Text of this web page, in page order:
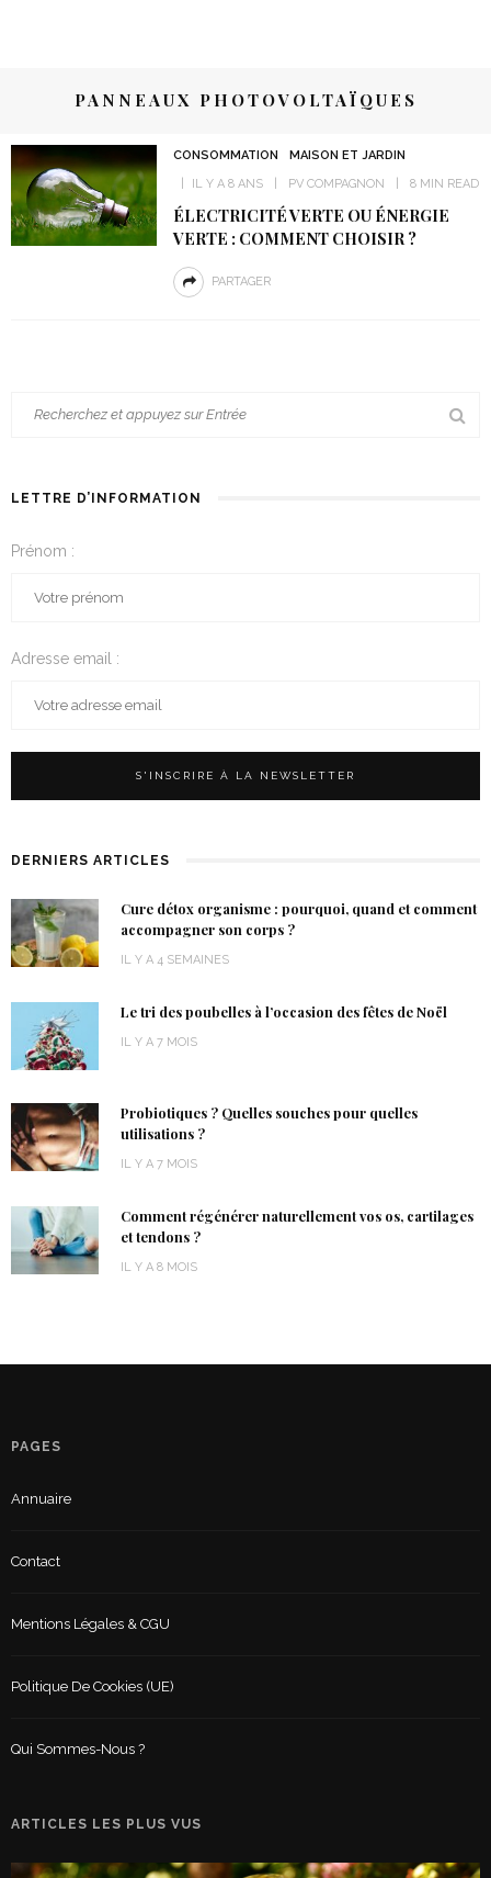
PANNEAUX PHOTOVOLTAÏQUES
CONSOMMATION
MAISON ET JARDIN
IL Y A 8 ANS
PV COMPAGNON 8 MIN READ
ÉLECTRICITÉ VERTE OU ÉNERGIE
VERTE : COMMENT CHOISIR ?
PARTAGER
LETTRE D’INFORMATION
Prénom :
Adresse email :
DERNIERS ARTICLES
Cure détox organisme : pourquoi, quand et comment
accompagner son corps ?
IL Y A 4 SEMAINES
Le tri des poubelles à l’occasion des fêtes de Noël
IL Y A 7 MOIS
Probiotiques ? Quelles souches pour quelles
utilisations ?
IL Y A 7 MOIS
Comment régénérer naturellement vos os, cartilages
et tendons ?
IL Y A 8 MOIS
PAGES
Annuaire
Contact
Mentions Légales & CGU
Politique De Cookies (UE)
Qui Sommes-Nous ?
ARTICLES LES PLUS VUS